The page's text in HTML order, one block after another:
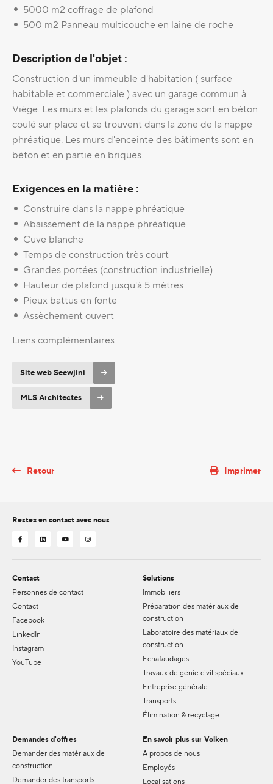
5000 m2 coffrage de plafond
500 m2 Panneau multicouche en laine de roche
Description de l'objet :
Construction d'un immeuble d'habitation ( surface
habitable et commerciale ) avec un garage commun à
Viège. Les murs et les plafonds du garage sont en béton
coulé sur place et se trouvent dans la zone de la nappe
phréatique. Les murs d'enceinte des bâtiments sont en
béton et en partie en briques.
Exigences en la matière :
Construire dans la nappe phréatique
Abaissement de la nappe phréatique
Cuve blanche
Temps de construction très court
Grandes portées (construction industrielle)
Hauteur de plafond jusqu'à 5 mètres
Pieux battus en fonte
Assèchement ouvert
Liens complémentaires
Site web Seewjini
MLS Architectes
Retour Imprimer
Restez en contact avec nous
Contact
Personnes de contact
Contact
Facebook
LinkedIn
Instagram
YouTube
Solutions
Immobiliers
Préparation des matériaux de
construction
Laboratoire des matériaux de
construction
Echafaudages
Travaux de génie civil spéciaux
Entreprise générale
Transports
Élimination & recyclage
Demandes d'offres
Demander des matériaux de
construction
Demander des transports
En savoir plus sur Volken
A propos de nous
Employés
Localisations